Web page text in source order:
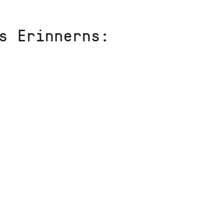
Erinnerns: